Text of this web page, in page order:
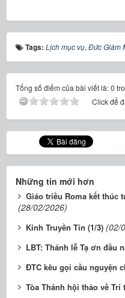
Tags: Lịch mục vụ, Đức Giám
Tổng số điểm của bài viết là: 0
Click để
Những tin mới hơn
Giáo triều Roma kết thúc
(28/02/2026)
Kinh Truyền Tin (1/3) (02/
LBT: Thánh lễ Tạ ơn đầu
ĐTC kêu gọi cầu nguyện
Tòa Thánh hội thảo về Trí